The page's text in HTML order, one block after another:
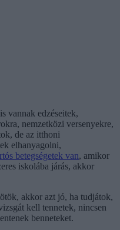
vannak edzéseitek,
nemzetközi versenyekre,
de az itthoni
elhanyagolni,
betegségetek van, amikor
iskolába járás, akkor
akkor azt jó, ha tudjátok,
kell tennetek, nincsen
benneteket.